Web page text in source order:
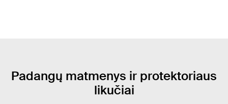
Padangų matmenys ir protektoriaus
likučiai